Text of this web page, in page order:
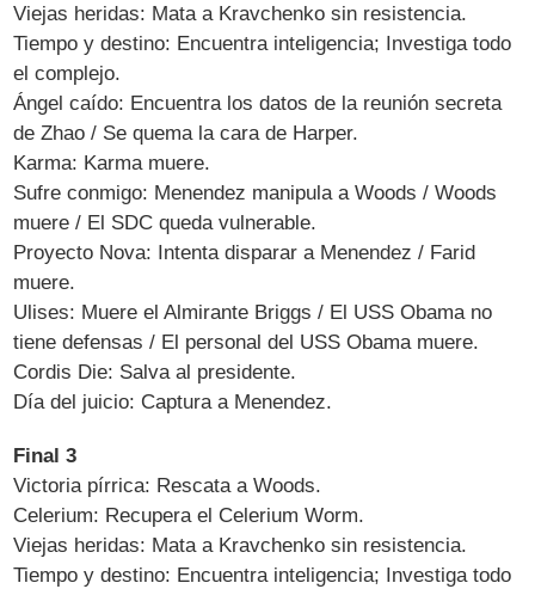
Viejas heridas: Mata a Kravchenko sin resistencia.
Tiempo y destino: Encuentra inteligencia; Investiga todo
el complejo.
Ángel caído: Encuentra los datos de la reunión secreta
de Zhao / Se quema la cara de Harper.
Karma: Karma muere.
Sufre conmigo: Menendez manipula a Woods / Woods
muere / El SDC queda vulnerable.
Proyecto Nova: Intenta disparar a Menendez / Farid
muere.
Ulises: Muere el Almirante Briggs / El USS Obama no
tiene defensas / El personal del USS Obama muere.
Cordis Die: Salva al presidente.
Día del juicio: Captura a Menendez.
Final 3
Victoria pírrica: Rescata a Woods.
Celerium: Recupera el Celerium Worm.
Viejas heridas: Mata a Kravchenko sin resistencia.
Tiempo y destino: Encuentra inteligencia; Investiga todo